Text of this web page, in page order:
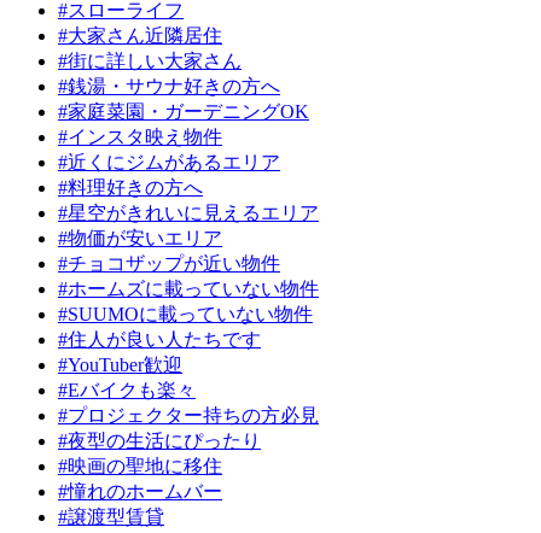
#スローライフ
#大家さん近隣居住
#街に詳しい大家さん
#銭湯・サウナ好きの方へ
#家庭菜園・ガーデニングOK
#インスタ映え物件
#近くにジムがあるエリア
#料理好きの方へ
#星空がきれいに見えるエリア
#物価が安いエリア
#チョコザップが近い物件
#ホームズに載っていない物件
#SUUMOに載っていない物件
#住人が良い人たちです
#YouTuber歓迎
#Eバイクも楽々
#プロジェクター持ちの方必見
#夜型の生活にぴったり
#映画の聖地に移住
#憧れのホームバー
#譲渡型賃貸